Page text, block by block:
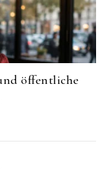
öffentliche